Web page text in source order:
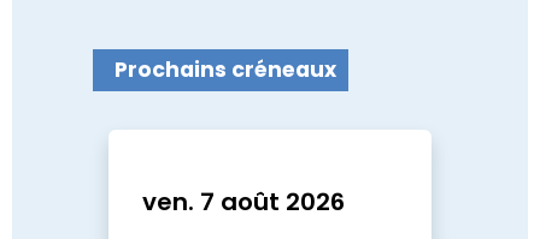
Prochains créneaux
ven. 7 août 2026